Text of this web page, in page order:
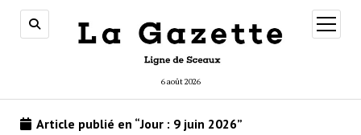
6 août 2026
ouvrir
menu
Article publié en “Jour : 9 juin 2026”